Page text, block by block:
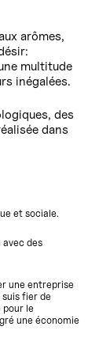
arômes,
multitude
inégalées.
des
dans
et sociale.
avec des
une entreprise
suis fier de
pour le
une économie